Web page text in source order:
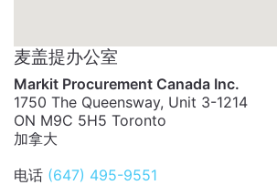
麦盖提办公室
Markit Procurement Canada Inc.
1750 The Queensway, Unit 3-1214
ON M9C 5H5 Toronto
加拿大
电话 (647) 495-9551